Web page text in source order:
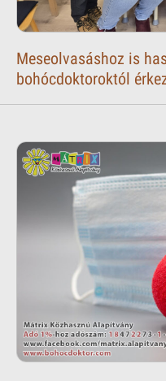
Meseolvasáshoz is
bohócdoktoroktól